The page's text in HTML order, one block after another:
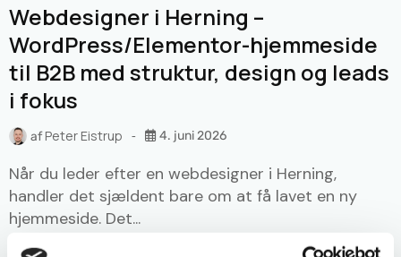
Webdesigner i Herning –
WordPress/Elementor-hjemmeside
til B2B med struktur, design og leads
i fokus
afPeter Eistrup 4. juni 2026
Når du leder efter en webdesigner i Herning,
handler det sjældent bare om at få lavet en ny
hjemmeside. Det...